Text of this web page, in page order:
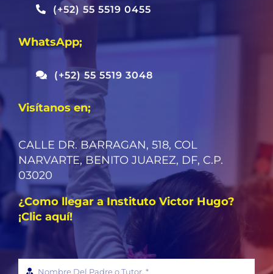
(+52) 55 5519 0455
WhatsApp;
(+52) 55 5519 3048
Visítanos en;
CALLE DR. BARRAGAN, 518, COL
NARVARTE, BENITO JUAREZ, DF, C.P.
03020
¿Como llegar a Instituto Victor Hugo?
¡Clic aquí!